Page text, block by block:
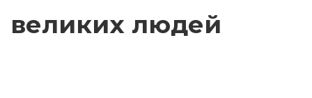
великих людей